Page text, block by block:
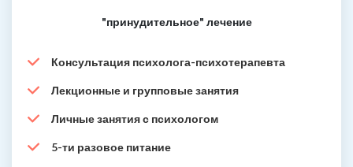
"принудительное" лечение
Консультация психолога-психотерапевта
Лекционные и групповые занятия
Личные занятия с психологом
5-ти разовое питание